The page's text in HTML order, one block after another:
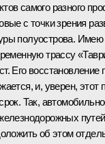
самого разного
с точки зрения
полуострова.
трассу
Его восстановление
и, уверен, этот
Так,
об этом